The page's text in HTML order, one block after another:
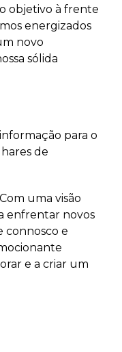
objetivo à frente
energizados
novo
sólida
para o
de
uma visão
enfrentar novos
connosco e
e a criar um